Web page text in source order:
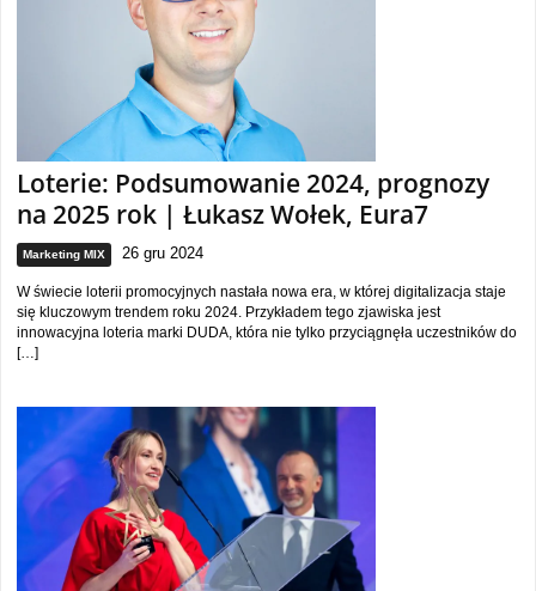
Loterie: Podsumowanie 2024, prognozy
na 2025 rok | Łukasz Wołek, Eura7
Marketing MIX 26 gru 2024
W świecie loterii promocyjnych nastała nowa era, w której digitalizacja staje
się kluczowym trendem roku 2024. Przykładem tego zjawiska jest
innowacyjna loteria marki DUDA, która nie tylko przyciągnęła uczestników do
[…]